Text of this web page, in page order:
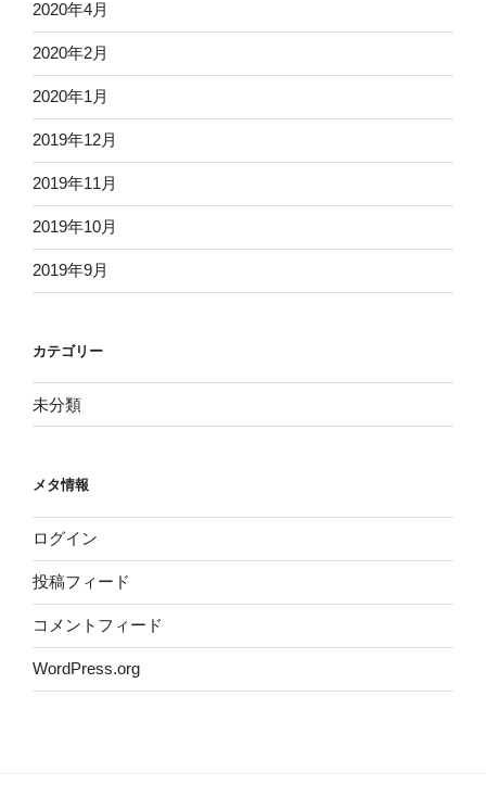
2020年4月
2020年2月
2020年1月
2019年12月
2019年11月
2019年10月
2019年9月
カテゴリー
未分類
メタ情報
ログイン
投稿フィード
コメントフィード
WordPress.org